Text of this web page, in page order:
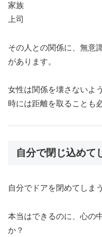
家族
上司
その人との関係に、無意
があります。
女性は関係を壊さないよ
時には距離を取ることも
自分で閉じ込めて
自分でドアを閉めてしま
本当はできるのに、心の
か？